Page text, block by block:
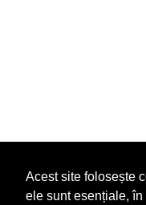
Acest site folosește
ele sunt esențiale,